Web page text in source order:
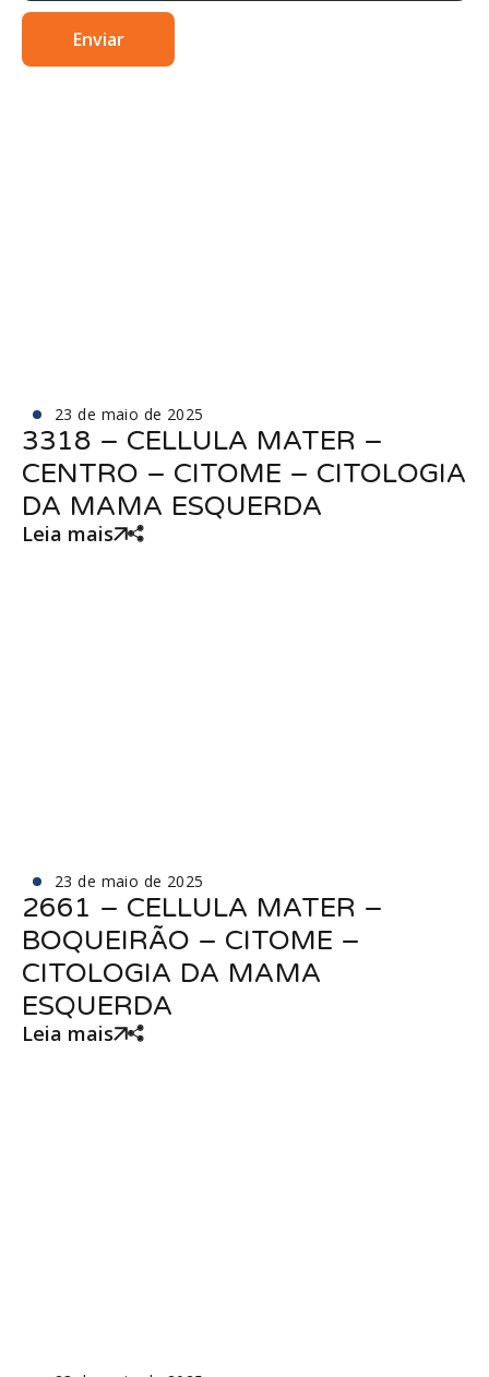
23 de maio de 2025
3318 – CELLULA MATER –
CENTRO – CITOME – CITOLOGIA
DA MAMA ESQUERDA
Leia mais
23 de maio de 2025
2661 – CELLULA MATER –
BOQUEIRÃO – CITOME –
CITOLOGIA DA MAMA
ESQUERDA
Leia mais